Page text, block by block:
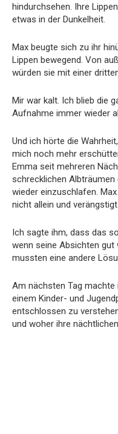
hindurchsehen. Ihre
etwas in der Dunkelheit.
Max beugte sich zu ihr
Lippen bewegend. Von
würden sie mit einer
Mir war kalt. Ich blieb die
Aufnahme immer wieder
Und ich hörte die
mich noch mehr
Emma seit mehreren
schrecklichen Albträumen
wieder einzuschlafen.
nicht allein und verängstigt
Ich sagte ihm, dass das
wenn seine Absichten gut
mussten eine andere
Am nächsten Tag machte
einem Kinder- und
entschlossen zu
und woher ihre